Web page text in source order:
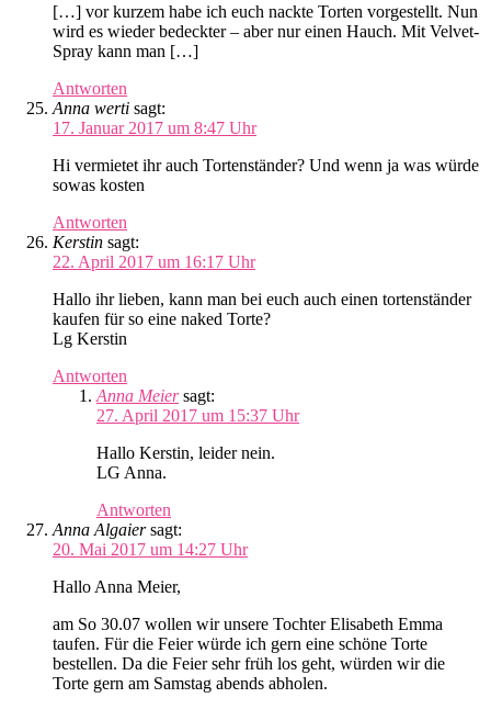
[…] vor kurzem habe ich euch nackte Torten vorgestellt. Nun
wird es wieder bedeckter – aber nur einen Hauch. Mit Velvet-
Spray kann man […]
Antworten
Anna werti sagt:
17. Januar 2017 um 8:47 Uhr
Hi vermietet ihr auch Tortenständer? Und wenn ja was würde
sowas kosten
Antworten
Kerstin sagt:
22. April 2017 um 16:17 Uhr
Hallo ihr lieben, kann man bei euch auch einen tortenständer
kaufen für so eine naked Torte?
Lg Kerstin
Antworten
Anna Meier sagt:
27. April 2017 um 15:37 Uhr
Hallo Kerstin, leider nein.
LG Anna.
Antworten
Anna Algaier sagt:
20. Mai 2017 um 14:27 Uhr
Hallo Anna Meier,
am So 30.07 wollen wir unsere Tochter Elisabeth Emma
taufen. Für die Feier würde ich gern eine schöne Torte
bestellen. Da die Feier sehr früh los geht, würden wir die
Torte gern am Samstag abends abholen.